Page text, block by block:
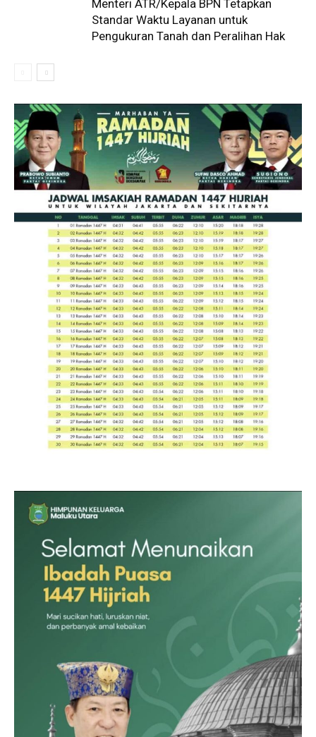
Menteri ATR/Kepala BPN Tetapkan
Standar Waktu Layanan untuk
Pengukuran Tanah dan Peralihan Hak